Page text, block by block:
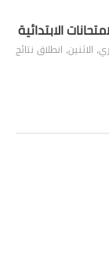
الابتدائية
الاثنين، انطلاق نتائج